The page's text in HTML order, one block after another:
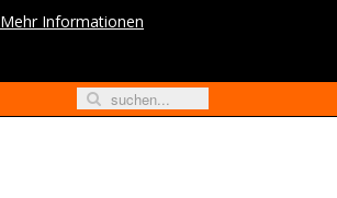
Mehr Informationen